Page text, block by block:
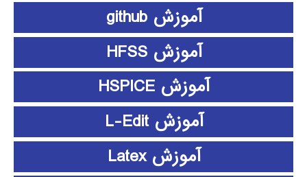
آموزش github
آموزش HFSS
آموزش HSPICE
آموزش L-Edit
آموزش Latex